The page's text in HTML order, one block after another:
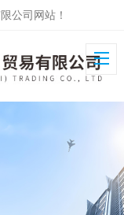
公司网站！